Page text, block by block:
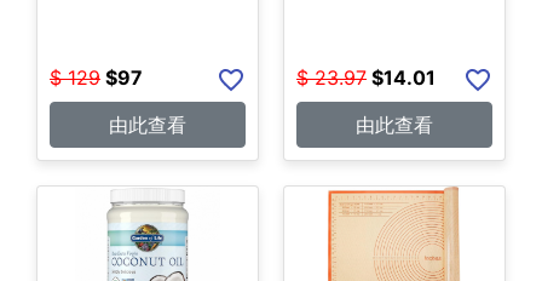
$ 129 $97
由此查看
$ 23.97 $14.01
由此查看